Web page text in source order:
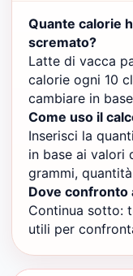
Quante calorie
scremato?
Latte di vacca
calorie ogni 10
cambiare in
Come uso il
Inserisci la
in base ai valori
grammi,
Dove confronto
Continua sotto:
utili per